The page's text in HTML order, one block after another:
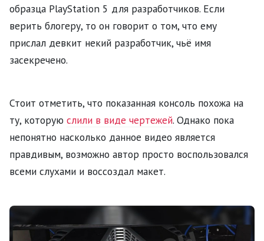
образца PlayStation 5 для разработчиков. Если
верить блогеру, то он говорит о том, что ему
прислал девкит некий разработчик, чьё имя
засекречено.
Стоит отметить, что показанная консоль похожа на
ту, которую слили в виде чертежей. Однако пока
непонятно насколько данное видео является
правдивым, возможно автор просто воспользовался
всеми слухами и воссоздал макет.